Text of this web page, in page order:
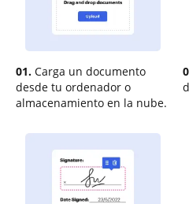
01. Carga un documento
desde tu ordenador o
almacenamiento en la nube.